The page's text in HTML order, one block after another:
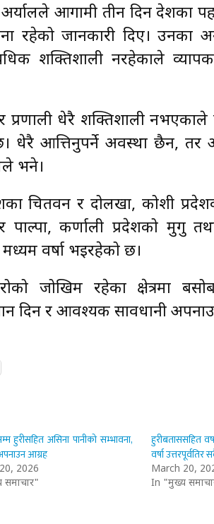
अर्यालले आगामी तीन दिन देशका
रहेको जानकारी दिए। उनका
शक्तिशाली नरहेकाले व्यापक
प्रणाली धेरै शक्तिशाली
धेरै आत्तिनुपर्ने अवस्था छैन,
भने।
चितवन र दोलखा, कोशी
पाल्पा, कर्णाली प्रदेशको मुगु
वर्षा भइरहेको छ।
जोखिम रहेका क्षेत्रमा
दिन र आवश्यक सावधानी
हुरीसहित असिना पानीको सम्भावना,
आग्रह
2026
हुरीबताससहित
वर्षा उत्तरपूर्वतिर
March 20,
In "मुख्य